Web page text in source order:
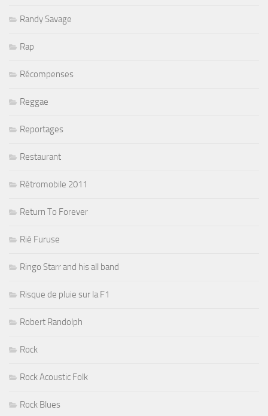
Randy Savage
Rap
Récompenses
Reggae
Reportages
Restaurant
Rétromobile 2011
Return To Forever
Rié Furuse
Ringo Starr and his all band
Risque de pluie sur la F1
Robert Randolph
Rock
Rock Acoustic Folk
Rock Blues